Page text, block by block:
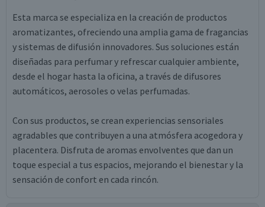
Esta marca se especializa en la creación de productos
aromatizantes, ofreciendo una amplia gama de fragancias
y sistemas de difusión innovadores. Sus soluciones están
diseñadas para perfumar y refrescar cualquier ambiente,
desde el hogar hasta la oficina, a través de difusores
automáticos, aerosoles o velas perfumadas.
Con sus productos, se crean experiencias sensoriales
agradables que contribuyen a una atmósfera acogedora y
placentera. Disfruta de aromas envolventes que dan un
toque especial a tus espacios, mejorando el bienestar y la
sensación de confort en cada rincón.